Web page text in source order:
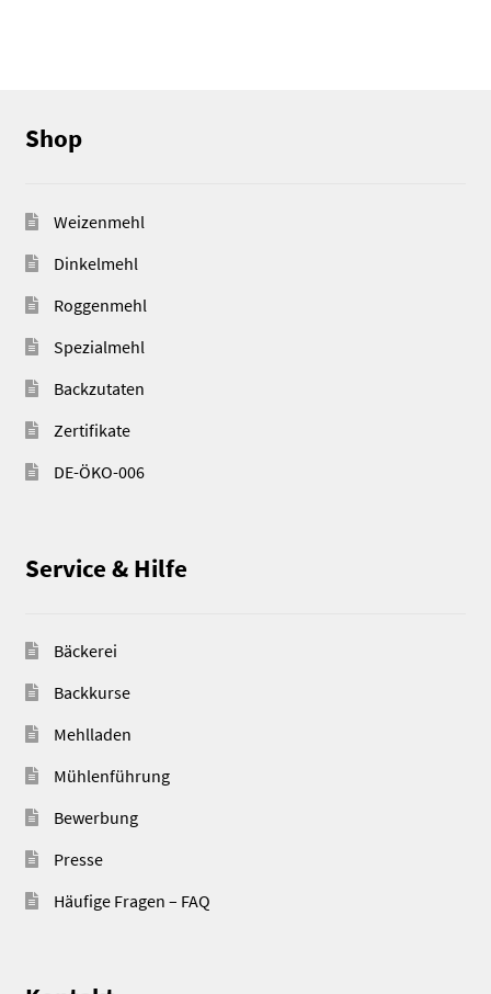
Shop
Weizenmehl
Dinkelmehl
Roggenmehl
Spezialmehl
Backzutaten
Zertifikate
DE-ÖKO-006
Service & Hilfe
Bäckerei
Backkurse
Mehlladen
Mühlenführung
Bewerbung
Presse
Häufige Fragen – FAQ